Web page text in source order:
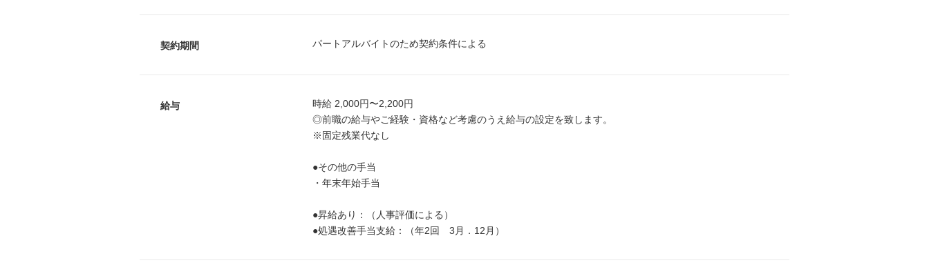
契約期間 パートアルバイトのため契約条件による
給与
時給 2,000円〜2,200円
◎前職の給与やご経験・資格など考慮のうえ給与の設定を致します。
※固定残業代なし
●その他の手当
・年末年始手当
●昇給あり：（人事評価による）
●処遇改善手当支給：（年2回 3月．12月）